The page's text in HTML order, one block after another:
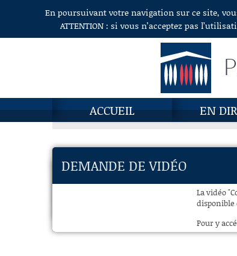
Aller au contenuEn poursuivant votre navigation sur ce site,
ATTENTION : si vous n’acceptez pas
ACCUEIL EN
DEMANDE DE VIDÉO
La vidéo
disponible
Pour y